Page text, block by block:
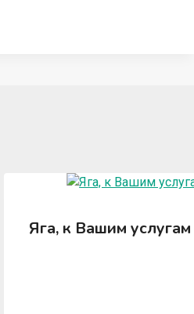
Яга, к Вашим услугам